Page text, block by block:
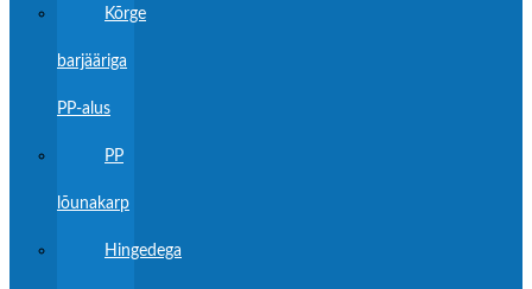
Kõrge
barjääriga
PP-alus
PP
lõunakarp
Hingedega